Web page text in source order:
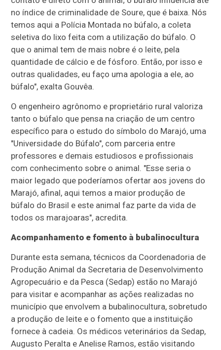
no índice de criminalidade de Soure, que é baixa. Nós
temos aqui a Polícia Montada no búfalo, a coleta
seletiva do lixo feita com a utilização do búfalo. O
que o animal tem de mais nobre é o leite, pela
quantidade de cálcio e de fósforo. Então, por isso e
outras qualidades, eu faço uma apologia a ele, ao
búfalo", exalta Gouvêa.
O engenheiro agrônomo e proprietário rural valoriza
tanto o búfalo que pensa na criação de um centro
específico para o estudo do símbolo do Marajó, uma
"Universidade do Búfalo", com parceria entre
professores e demais estudiosos e profissionais
com conhecimento sobre o animal. "Esse seria o
maior legado que poderíamos ofertar aos jovens do
Marajó, afinal, aqui temos a maior produção de
búfalo do Brasil e este animal faz parte da vida de
todos os marajoaras", acredita.
Acompanhamento e fomento à bubalinocultura
Durante esta semana, técnicos da Coordenadoria de
Produção Animal da Secretaria de Desenvolvimento
Agropecuário e da Pesca (Sedap) estão no Marajó
para visitar e acompanhar as ações realizadas no
município que envolvem a bubalinocultura, sobretudo
a produção de leite e o fomento que a instituição
fornece à cadeia. Os médicos veterinários da Sedap,
Augusto Peralta e Anelise Ramos, estão visitando